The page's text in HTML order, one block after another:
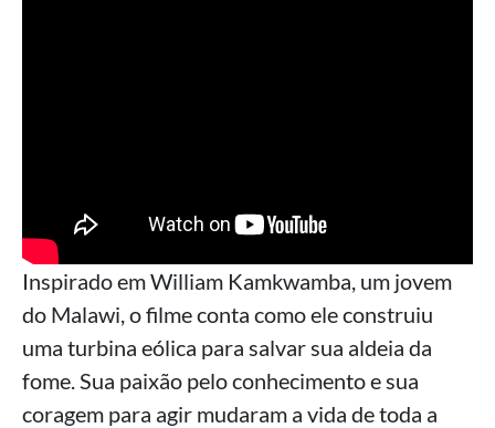
Inspirado em William Kamkwamba, um jovem
do Malawi, o filme conta como ele construiu
uma turbina eólica para salvar sua aldeia da
fome. Sua paixão pelo conhecimento e sua
coragem para agir mudaram a vida de toda a